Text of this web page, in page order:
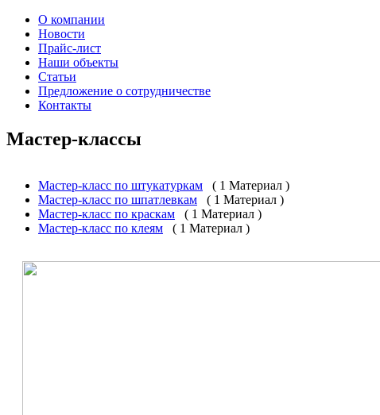
О компании
Новости
Прайс-лист
Наши объекты
Статьи
Предложение о сотрудничестве
Контакты
Мастер-классы
Мастер-класс по штукатуркам
( 1 Материал )
Мастер-класс по шпатлевкам
( 1 Материал )
Мастер-класс по краскам
( 1 Материал )
Мастер-класс по клеям
( 1 Материал )